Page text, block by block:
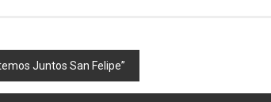
Juntos San Felipe”